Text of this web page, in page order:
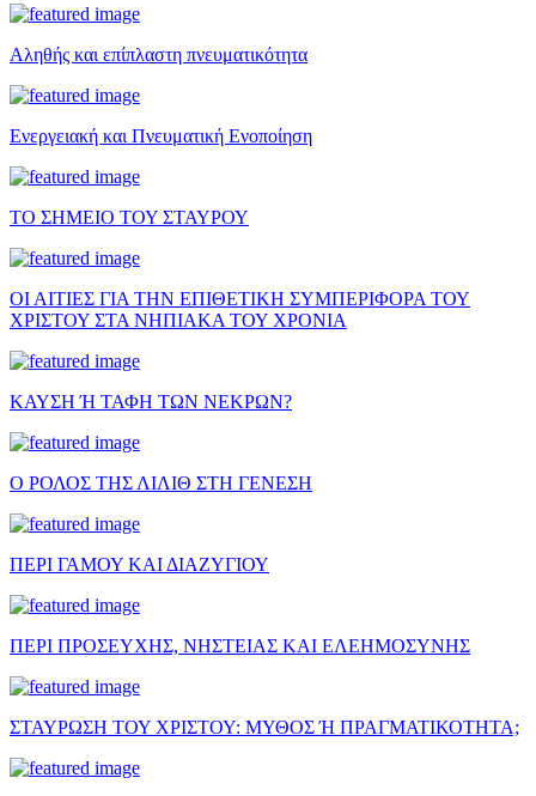
Αληθής και επίπλαστη πνευματικότητα
Ενεργειακή και Πνευματική Ενοποίηση
ΤΟ ΣΗΜΕΙΟ ΤΟΥ ΣΤΑΥΡΟΥ
ΟΙ ΑΙΤΙΕΣ ΓΙΑ ΤΗΝ ΕΠΙΘΕΤΙΚΗ ΣΥΜΠΕΡΙΦΟΡΑ ΤΟΥ
ΧΡΙΣΤΟΥ ΣΤΑ ΝΗΠΙΑΚΑ ΤΟΥ ΧΡΟΝΙΑ
ΚΑΥΣΗ Ή ΤΑΦΗ ΤΩΝ ΝΕΚΡΩΝ?
Ο ΡΟΛΟΣ ΤΗΣ ΛΙΛΙΘ ΣΤΗ ΓΕΝΕΣΗ
ΠΕΡΙ ΓΑΜΟΥ ΚΑΙ ΔΙΑΖΥΓΙΟΥ
ΠΕΡΙ ΠΡΟΣΕΥΧΗΣ, ΝΗΣΤΕΙΑΣ ΚΑΙ ΕΛΕΗΜΟΣΥΝΗΣ
ΣΤΑΥΡΩΣΗ ΤΟΥ ΧΡΙΣΤΟΥ: ΜΥΘΟΣ Ή ΠΡΑΓΜΑΤΙΚΟΤΗΤΑ;